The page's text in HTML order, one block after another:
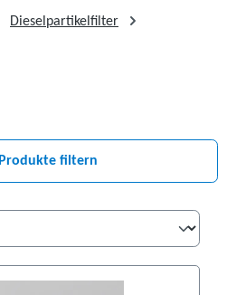
Dieselpartikelfilter
Produkte filtern